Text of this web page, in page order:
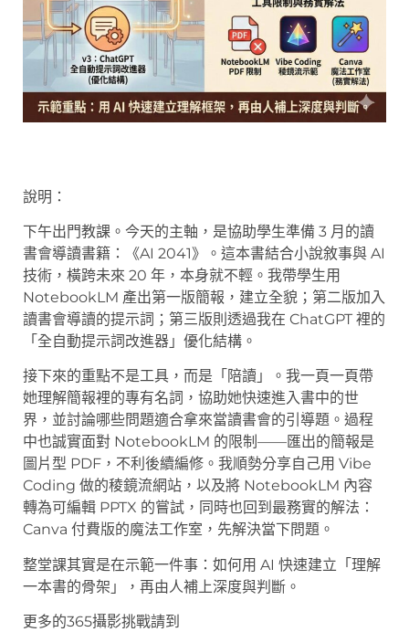
說明：
下午出門教課。今天的主軸，是協助學生準備 3 月的讀
書會導讀書籍：《AI 2041》。這本書結合小說敘事與 AI
技術，橫跨未來 20 年，本身就不輕。我帶學生用
NotebookLM 產出第一版簡報，建立全貌；第二版加入
讀書會導讀的提示詞；第三版則透過我在 ChatGPT 裡的
「全自動提示詞改進器」優化結構。
接下來的重點不是工具，而是「陪讀」。我一頁一頁帶
她理解簡報裡的專有名詞，協助她快速進入書中的世
界，並討論哪些問題適合拿來當讀書會的引導題。過程
中也誠實面對 NotebookLM 的限制——匯出的簡報是
圖片型 PDF，不利後續編修。我順勢分享自己用 Vibe
Coding 做的稜鏡流網站，以及將 NotebookLM 內容
轉為可編輯 PPTX 的嘗試，同時也回到最務實的解法：
Canva 付費版的魔法工作室，先解決當下問題。
整堂課其實是在示範一件事：如何用 AI 快速建立「理解
一本書的骨架」，再由人補上深度與判斷。
更多的365攝影挑戰請到